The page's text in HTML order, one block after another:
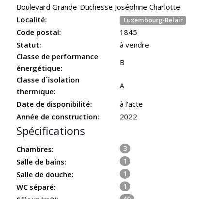
Boulevard Grande-Duchesse Joséphine Charlotte
Localité:
Luxembourg-Belair
Code postal:
1845
Statut:
à vendre
Classe de performance
énergétique:
B
Classe d´isolation
thermique:
A
Date de disponibilité:
à l'acte
Année de construction:
2022
Spécifications
Chambres: 3
Salle de bains: 1
Salle de douche: 1
WC séparé: 1